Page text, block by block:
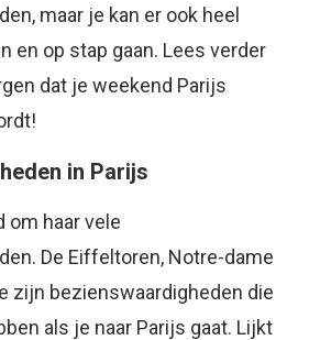
maar je kan er ook heel
en op stap gaan. Lees verder
dat je weekend Parijs
in Parijs
om haar vele
De Eiffeltoren, Notre-dame
zijn bezienswaardigheden die
als je naar Parijs gaat. Lijkt